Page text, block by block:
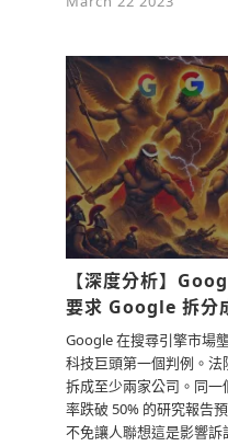
【深度分析】
要求 Google 拆分
Google 在搜尋引擎市場
科技巨頭第一個判例。
拆成至少兩家公司。同
率跌破 50% 的研究報告
不免讓人聯想這是影響